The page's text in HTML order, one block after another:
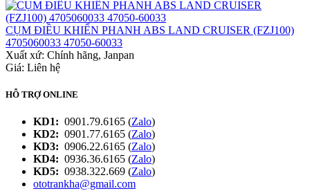
CỤM ĐIỀU KHIỂN PHANH ABS LAND CRUISER (FZJ100)
4705060033 47050-60033
Xuất xứ: Chính hãng, Janpan
Giá: Liên hệ
HỖ TRỢ ONLINE
KD1: 0901.79.6165 (Zalo)
KD2: 0901.77.6165 (Zalo)
KD3: 0906.22.6165 (Zalo)
KD4: 0936.36.6165 (Zalo)
KD5: 0938.322.669 (Zalo)
ototrankha@gmail.com